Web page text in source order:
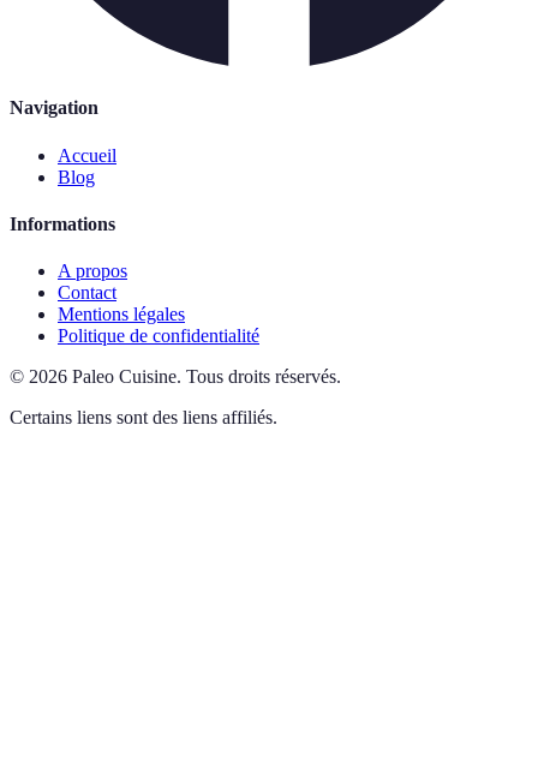
Navigation
Accueil
Blog
Informations
A propos
Contact
Mentions légales
Politique de confidentialité
© 2026 Paleo Cuisine. Tous droits réservés.
Certains liens sont des liens affiliés.